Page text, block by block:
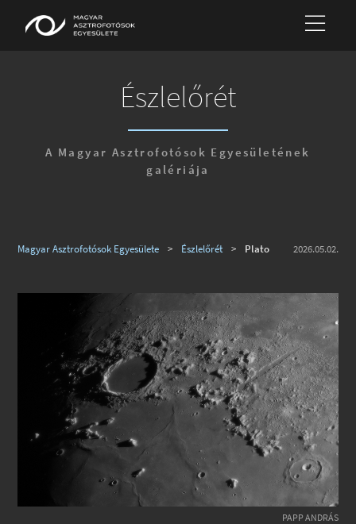
Észlelőrét
A Magyar Asztrofotósok Egyesületének
galériája
2026.05.02.
Magyar Asztrofotósok Egyesülete > Észlelőrét > Plato
PAPP ANDRÁS